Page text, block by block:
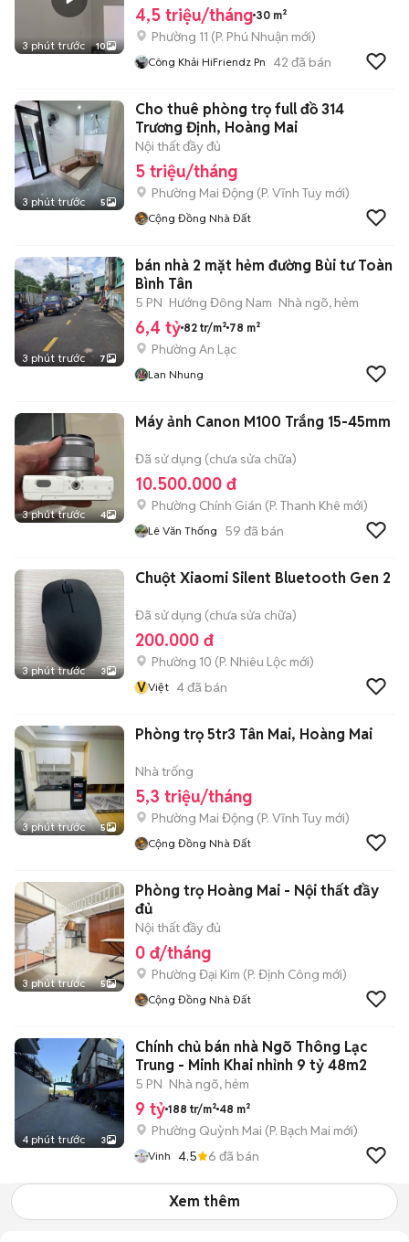
3 phút trước 10
4,5 triệu/tháng 30 m²
Phường 11 (P. Phú Nhuận mới)
Công Khải HiFriendz Pn 42 đã bán
3 phút trước 5
Cho thuê phòng trọ full đồ 314
Trương Định, Hoàng Mai
Nội thất đầy đủ
5 triệu/tháng
Phường Mai Động (P. Vĩnh Tuy mới)
Cộng Đồng Nhà Đất
3 phút trước 7
bán nhà 2 mặt hẻm đường Bùi tư Toàn
Bình Tân
5 PN Hướng Đông Nam Nhà ngõ, hẻm
6,4 tỷ 82 tr/m² 78 m²
Phường An Lạc
Lan Nhung
3 phút trước 4
Máy ảnh Canon M100 Trắng 15-45mm
Đã sử dụng (chưa sửa chữa)
10.500.000 đ
Phường Chính Gián (P. Thanh Khê mới)
Lê Văn Thống 59 đã bán
3 phút trước 3
Chuột Xiaomi Silent Bluetooth Gen 2
Đã sử dụng (chưa sửa chữa)
200.000 đ
Phường 10 (P. Nhiêu Lộc mới)
VViệt 4đã bán
3 phút trước 5
Phòng trọ 5tr3 Tân Mai, Hoàng Mai
Nhà trống
5,3 triệu/tháng
Phường Mai Động (P. Vĩnh Tuy mới)
Cộng Đồng Nhà Đất
3 phút trước 5
Phòng trọ Hoàng Mai - Nội thất đầy
đủ
Nội thất đầy đủ
0 đ/tháng
Phường Đại Kim (P. Định Công mới)
Cộng Đồng Nhà Đất
4 phút trước 3
Chính chủ bán nhà Ngõ Thông Lạc
Trung - Minh Khai nhỉnh 9 tỷ 48m2
5 PN Nhà ngõ, hẻm
9 tỷ 188 tr/m² 48 m²
Phường Quỳnh Mai (P. Bạch Mai mới)
Vinh 4.5 6 đã bán
Xem thêm